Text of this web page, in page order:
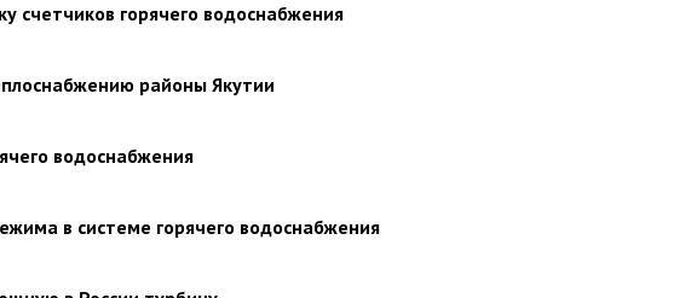
счетчиков горячего водоснабжения
районы Якутии
водоснабжения
в системе горячего водоснабжения